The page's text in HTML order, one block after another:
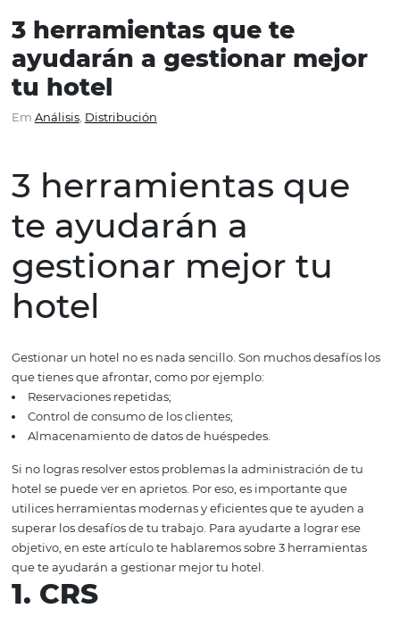
3 herramientas que te
ayudarán a gestionar
Em Análisis Distribución
3 herramientas
te ayudarán a
gestionar mejor tu
hotel
Gestionar un hotel no es nada sencillo. Son muchos
que tienes que afrontar, como por ejemplo:
Reservaciones repetidas;
Control de consumo de los clientes;
Almacenamiento de datos de huéspedes.
Si no logras resolver estos problemas la administración